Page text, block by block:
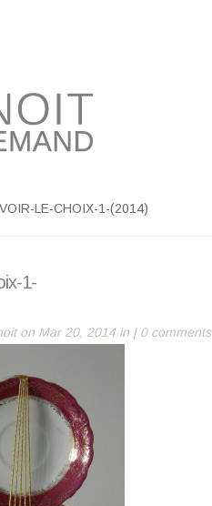
LE-CHOIX-1-(2014)
1-
on Mar 20, 2014 in | 0 comments